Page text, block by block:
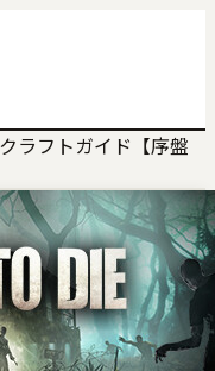
クラフトガイド【序盤